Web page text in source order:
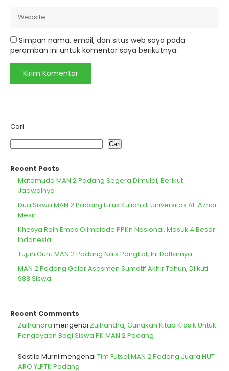
Simpan nama, email, dan situs web saya pada
peramban ini untuk komentar saya berikutnya.
Cari
Cari
Recent Posts
Matamuda MAN 2 Padang Segera Dimulai, Berikut
Jadwalnya
Dua Siswa MAN 2 Padang Lulus Kuliah di Universitas Al-Azhar
Mesir
Khesya Raih Emas Olimpiade PPKn Nasional, Masuk 4 Besar
Indonesia
Tujuh Guru MAN 2 Padang Naik Pangkat, Ini Daftarnya
MAN 2 Padang Gelar Asesmen Sumatif Akhir Tahun, Diikuti
988 Siswa
Recent Comments
Zulhandra mengenai Zulhandra, Gunakan Kitab Klasik Untuk
Pengayaan Bagi Siswa PK MAN 2 Padang
Sastila Murni mengenai Tim Futsal MAN 2 Padang Juara HUT
ARO YLPTK Padang